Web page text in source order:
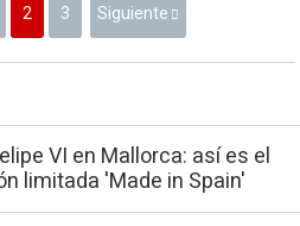
2 3 Siguiente
VI en Mallorca: así es el
limitada 'Made in Spain'